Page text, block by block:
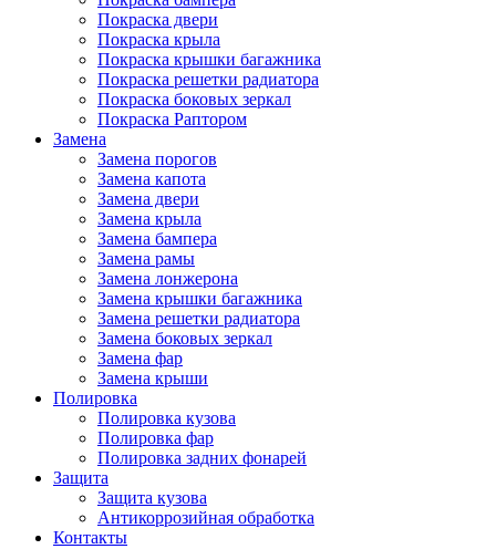
Покраска двери
Покраска крыла
Покраска крышки багажника
Покраска решетки радиатора
Покраска боковых зеркал
Покраска Раптором
Замена
Замена порогов
Замена капота
Замена двери
Замена крыла
Замена бампера
Замена рамы
Замена лонжерона
Замена крышки багажника
Замена решетки радиатора
Замена боковых зеркал
Замена фар
Замена крыши
Полировка
Полировка кузова
Полировка фар
Полировка задних фонарей
Защита
Защита кузова
Антикоррозийная обработка
Контакты